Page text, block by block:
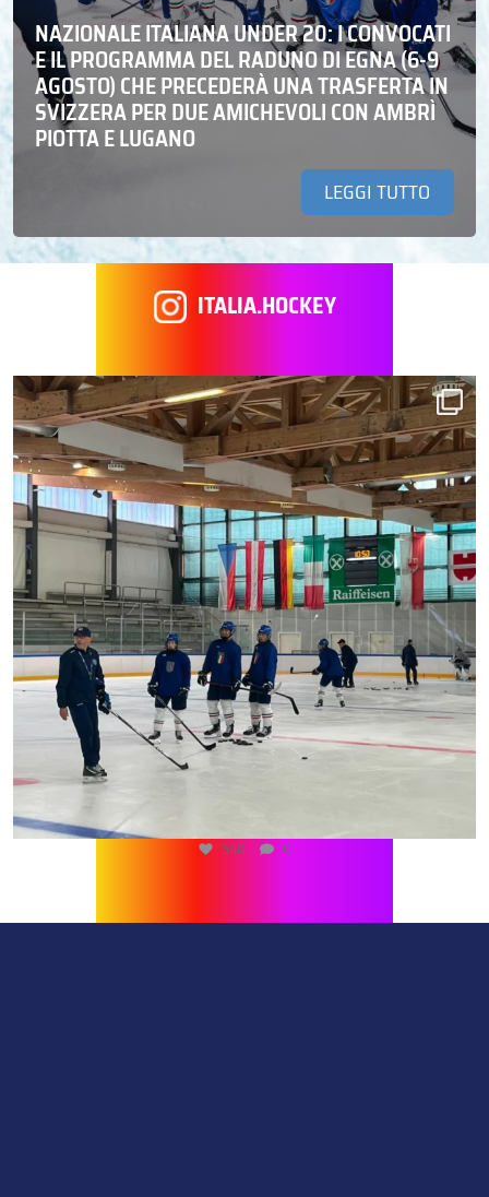
NAZIONALE ITALIANA UNDER 20: I CONVOCATI
E IL PROGRAMMA DEL RADUNO DI EGNA (6-9
AGOSTO) CHE PRECEDERÀ UNA TRASFERTA IN
SVIZZERA PER DUE AMICHEVOLI CON AMBRÌ
PIOTTA E LUGANO
LEGGI TUTTO
ITALIA.HOCKEY
540 0